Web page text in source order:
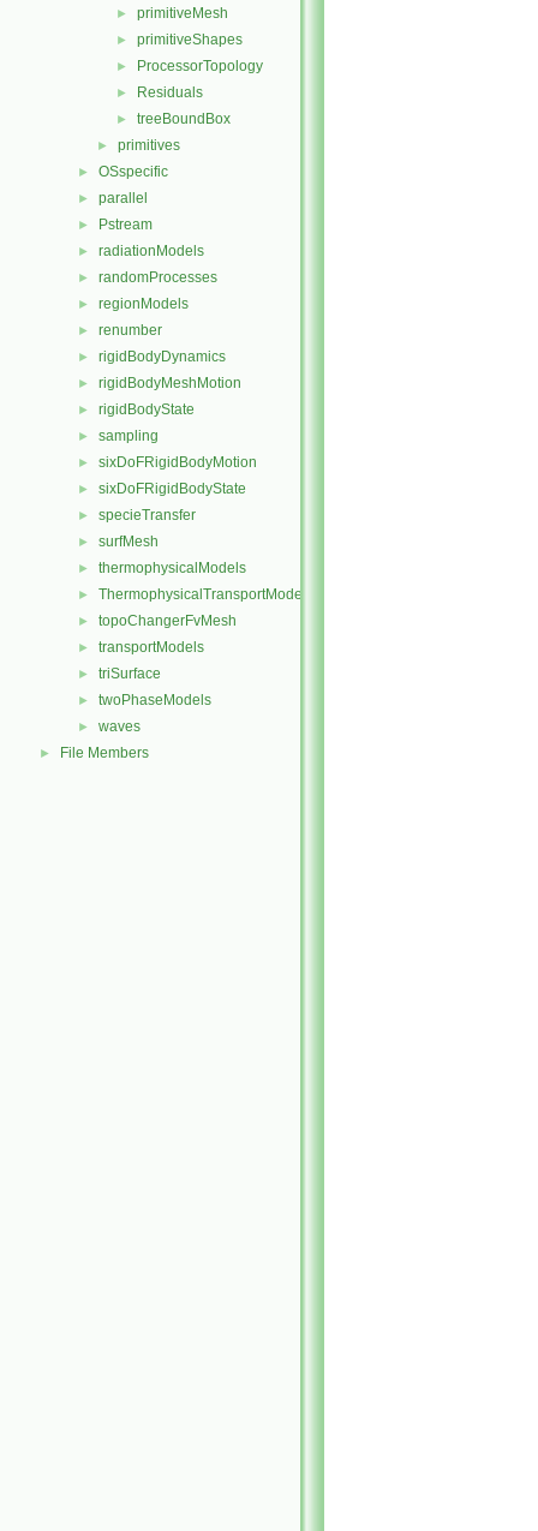
► primitiveMesh
► primitiveShapes
► ProcessorTopology
► Residuals
► treeBoundBox
► primitives
► OSspecific
► parallel
► Pstream
► radiationModels
► randomProcesses
► regionModels
► renumber
► rigidBodyDynamics
► rigidBodyMeshMotion
► rigidBodyState
► sampling
► sixDoFRigidBodyMotion
► sixDoFRigidBodyState
► specieTransfer
► surfMesh
► thermophysicalModels
► ThermophysicalTransportModels
► topoChangerFvMesh
► transportModels
► triSurface
► twoPhaseModels
► waves
► File Members